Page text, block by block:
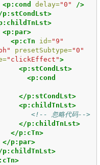
<p:cond
delay="0"
/>
p:stCondLst>
<p:par>
<p:cTn
id="9"
presetSubtype="0"
"clickEffect">
<p:stCondLst>
<p:cond
</p:stCondLst>
<p:childTnLst>
<!-- 忽略代码-->
</p:childTnLst>
</p:cTn>
</p:par>
p:childTnLst>